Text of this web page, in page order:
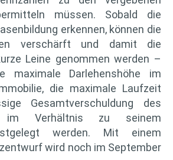
müssen. Sobald die
erkennen, können die
verschärft und damit die
Leine genommen werden –
maximale Darlehenshöhe im
die maximale Laufzeit
Gesamtverschuldung des
im Verhältnis zu seinem
werden. Mit einem
wird noch im September